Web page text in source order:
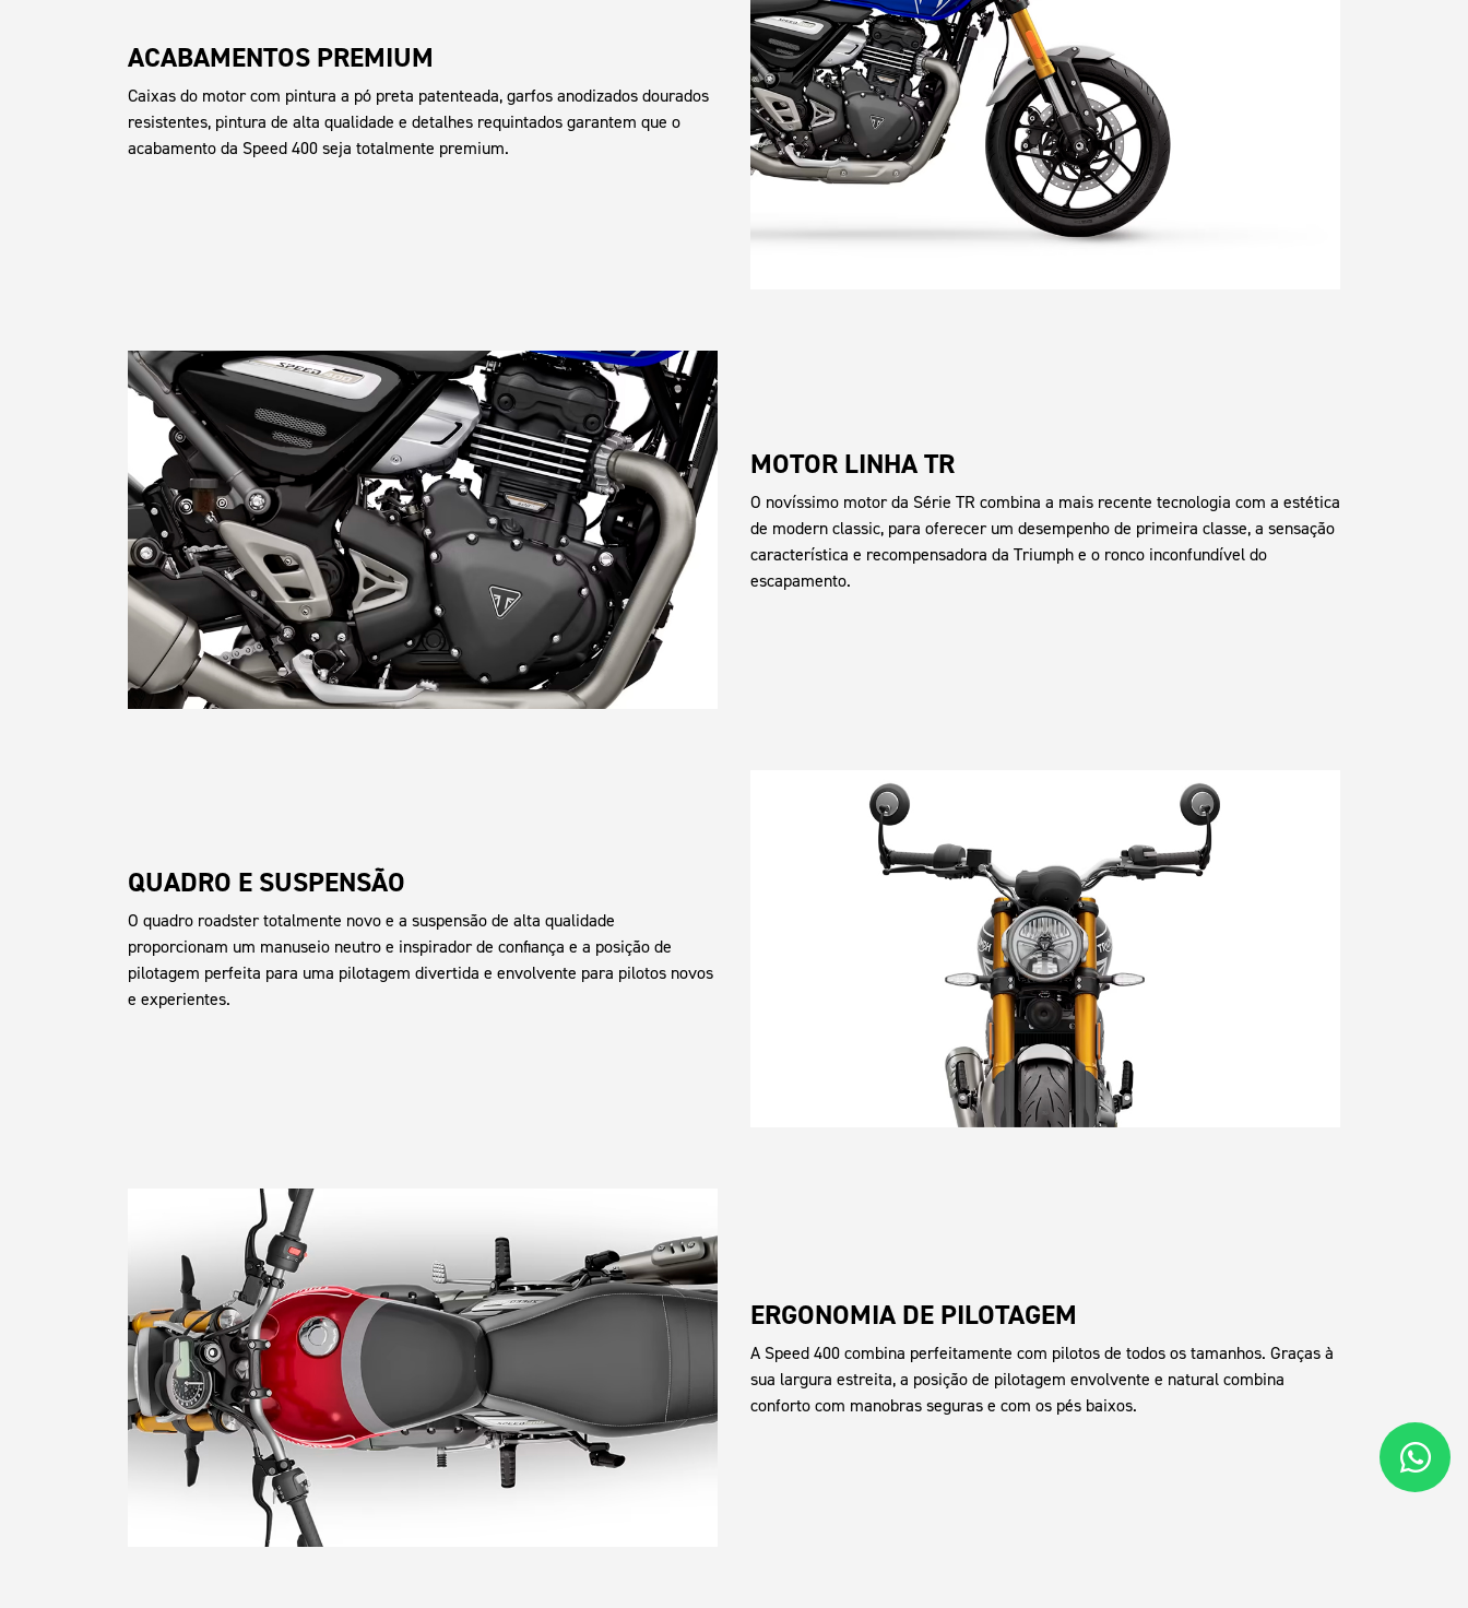
ACABAMENTOS PREMIUM
Caixas do motor com pintura a pó preta patenteada, garfos anodizados dourados
resistentes, pintura de alta qualidade e detalhes requintados garantem que o
acabamento da Speed 400 seja totalmente premium.
MOTOR LINHA TR
O novíssimo motor da Série TR combina a mais recente tecnologia com a estética
de modern classic, para oferecer um desempenho de primeira classe, a sensação
característica e recompensadora da Triumph e o ronco inconfundível do
escapamento.
QUADRO E SUSPENSÃO
O quadro roadster totalmente novo e a suspensão de alta qualidade
proporcionam um manuseio neutro e inspirador de confiança e a posição de
pilotagem perfeita para uma pilotagem divertida e envolvente para pilotos novos
e experientes.
ERGONOMIA DE PILOTAGEM
A Speed 400 combina perfeitamente com pilotos de todos os tamanhos. Graças à
sua largura estreita, a posição de pilotagem envolvente e natural combina
conforto com manobras seguras e com os pés baixos.